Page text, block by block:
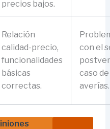
precios bajos.
Relación
calidad-precio,
funcionalidades
básicas
correctas.
con el
caso de
averías.